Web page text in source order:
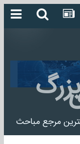
مرجع مباحث